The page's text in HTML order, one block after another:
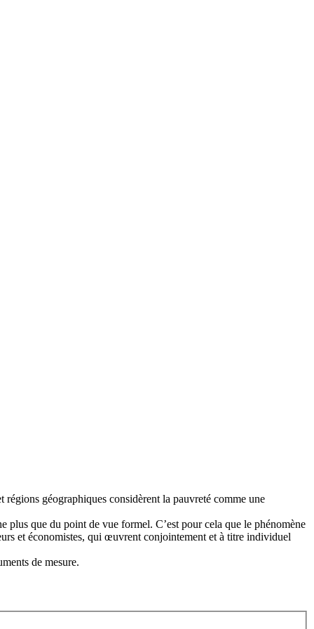
géographiques considèrent la pauvreté comme une
plus que du point de vue formel. C’est pour cela que le phénomène
et économistes, qui œuvrent conjointement et à titre individuel
de mesure.